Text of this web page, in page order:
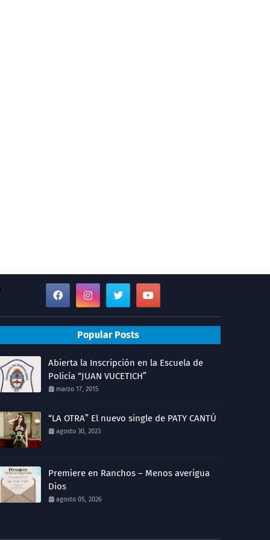
Popular Posts
Abierta la Inscripción en la Escuela de
Policía “JUAN VUCETICH”
marzo 17, 2015
“LA OTRA” El nuevo single de PATY CANTÚ
agosto 30, 2023
Premiere en Ranchos – Menos averigua
Dios
agosto 05, 2026